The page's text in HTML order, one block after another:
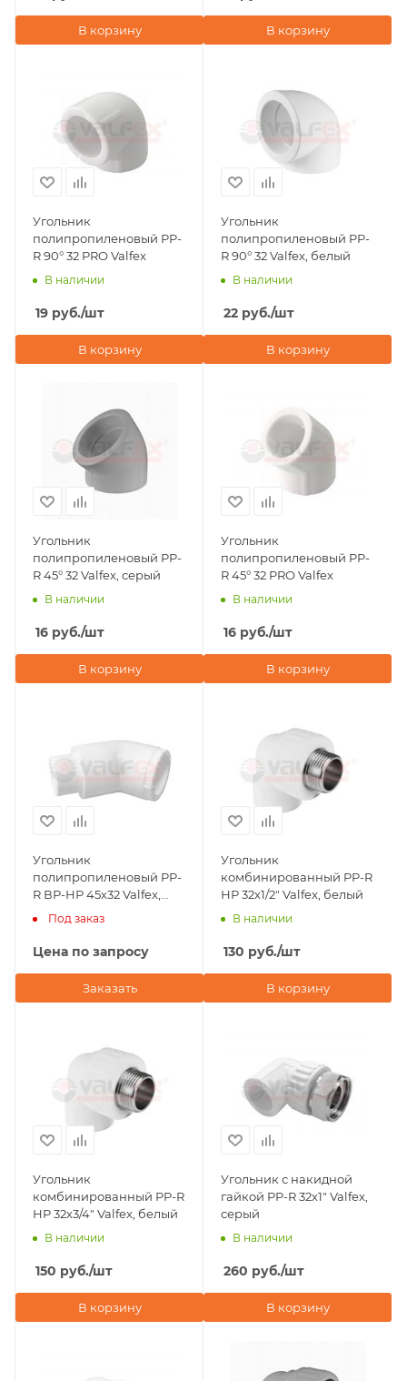
В корзину В корзину
Угольник
полипропиленовый PP-
R 90° 32 PRO Valfex
В наличии
19 руб./шт
В корзину
Угольник
полипропиленовый PP-
R 90° 32 Valfex, белый
В наличии
22 руб./шт
В корзину
Угольник
полипропиленовый PP-
R 45° 32 Valfex, серый
В наличии
16 руб./шт
В корзину
Угольник
полипропиленовый PP-
R 45° 32 PRO Valfex
В наличии
16 руб./шт
В корзину
Угольник
полипропиленовый PP-
R ВР-НР 45х32 Valfex,
белый
Под заказ
Цена по запросу
Заказать
Угольник
комбинированный PP-R
НР 32х1/2" Valfex, белый
В наличии
130 руб./шт
В корзину
Угольник
комбинированный PP-R
НР 32х3/4" Valfex, белый
В наличии
150 руб./шт
В корзину
Угольник с накидной
гайкой PP-R 32х1" Valfex,
серый
В наличии
260 руб./шт
В корзину